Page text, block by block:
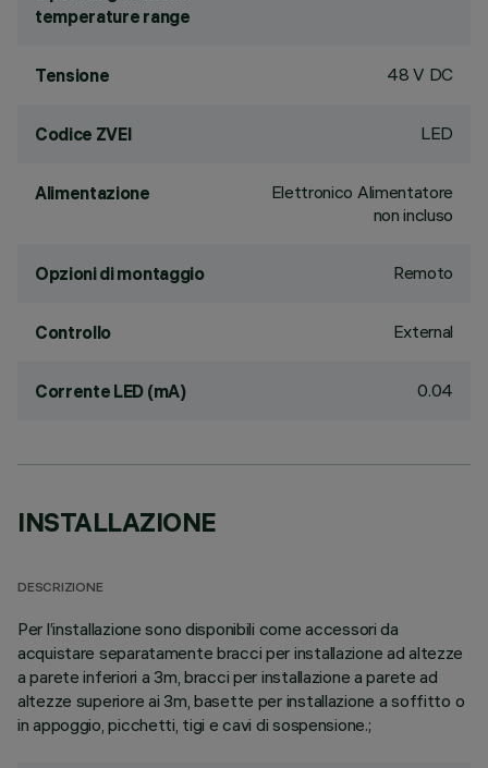
temperature range
Tensione 48 V DC
Codice ZVEI LED
Alimentazione
Elettronico Alimentatore
non incluso
Opzioni di montaggio Remoto
Controllo External
Corrente LED (mA) 0.04
INSTALLAZIONE
DESCRIZIONE
Per l’installazione sono disponibili come accessori da
acquistare separatamente bracci per installazione ad altezze
a parete inferiori a 3m, bracci per installazione a parete ad
altezze superiore ai 3m, basette per installazione a soffitto o
in appoggio, picchetti, tigi e cavi di sospensione.;